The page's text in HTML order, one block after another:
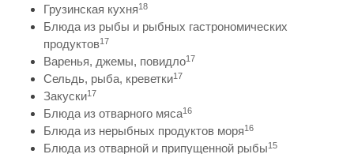
Грузинская кухня18
Блюда из рыбы и рыбных гастрономических
продуктов17
Варенья, джемы, повидло17
Сельдь, рыба, креветки17
Закуски17
Блюда из отварного мяса16
Блюда из нерыбных продуктов моря16
Блюда из отварной и припущенной рыбы15